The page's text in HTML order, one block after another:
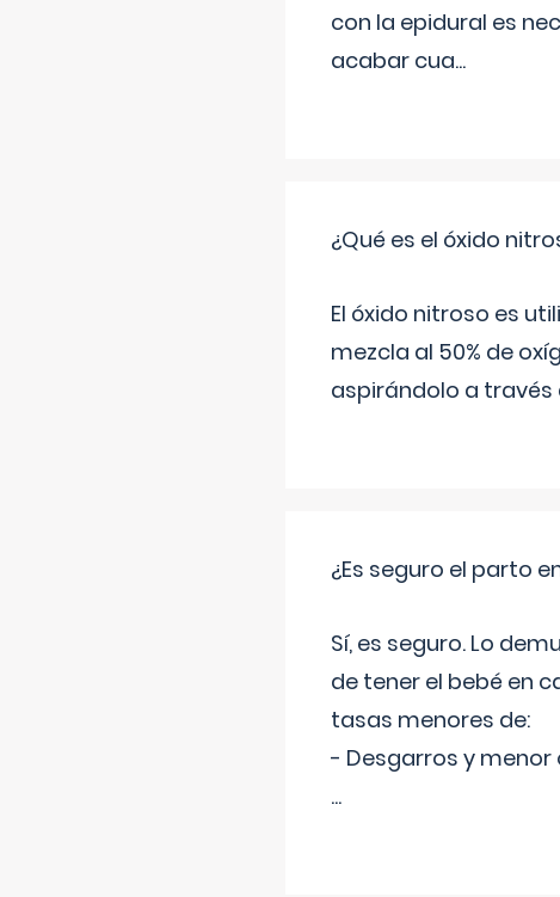
con la epidural es
acabar cua...
¿Qué es el óxido
El óxido nitroso es
mezcla al 50% de
aspirándolo a través
¿Es seguro el parto
Sí, es seguro. Lo
de tener el bebé en
tasas menores de:
- Desgarros y
...